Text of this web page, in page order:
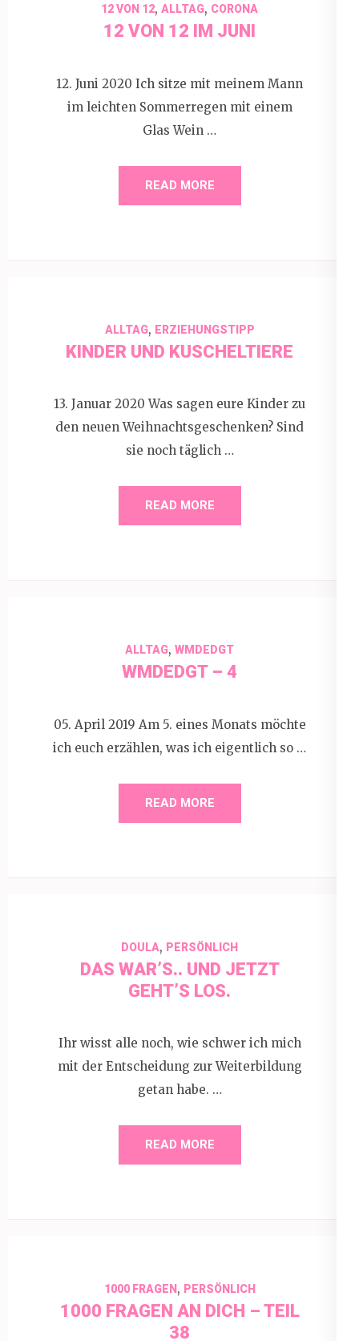
12 VON 12, ALLTAG, CORONA
12 VON 12 IM JUNI
12. Juni 2020 Ich sitze mit meinem Mann
im leichten Sommerregen mit einem
Glas Wein …
READ MORE
ALLTAG, ERZIEHUNGSTIPP
KINDER UND KUSCHELTIERE
13. Januar 2020 Was sagen eure Kinder zu
den neuen Weihnachtsgeschenken? Sind
sie noch täglich …
READ MORE
ALLTAG, WMDEDGT
WMDEDGT – 4
05. April 2019 Am 5. eines Monats möchte
ich euch erzählen, was ich eigentlich so …
READ MORE
DOULA, PERSÖNLICH
DAS WAR’S.. UND JETZT
GEHT’S LOS.
Ihr wisst alle noch, wie schwer ich mich
mit der Entscheidung zur Weiterbildung
getan habe. …
READ MORE
1000 FRAGEN, PERSÖNLICH
1000 FRAGEN AN DICH – TEIL
38